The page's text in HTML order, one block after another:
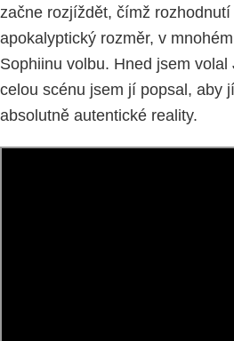
začne rozjíždět, čímž
apokalyptický rozměr, v
Sophiinu volbu. Hned jsem volal
celou scénu jsem jí popsal, aby
absolutně autentické reality.